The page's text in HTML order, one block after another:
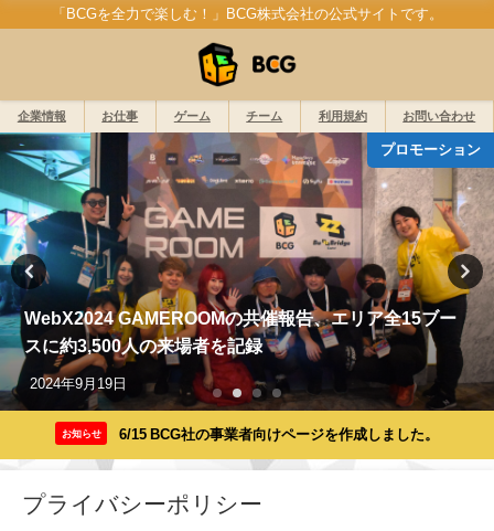
「BCGを全力で楽しむ！」BCG株式会社の公式サイトです。
企業情報 お仕事 ゲーム チーム 利用規約 お問い合わせ
プロモーション
WebX2024 GAMEROOMの共催報告、エリア全15ブー
スに約3,500人の来場者を記録
2024年9月19日
お知らせ 6/15 BCG社の事業者向けページを作成しました。
プライバシーポリシー